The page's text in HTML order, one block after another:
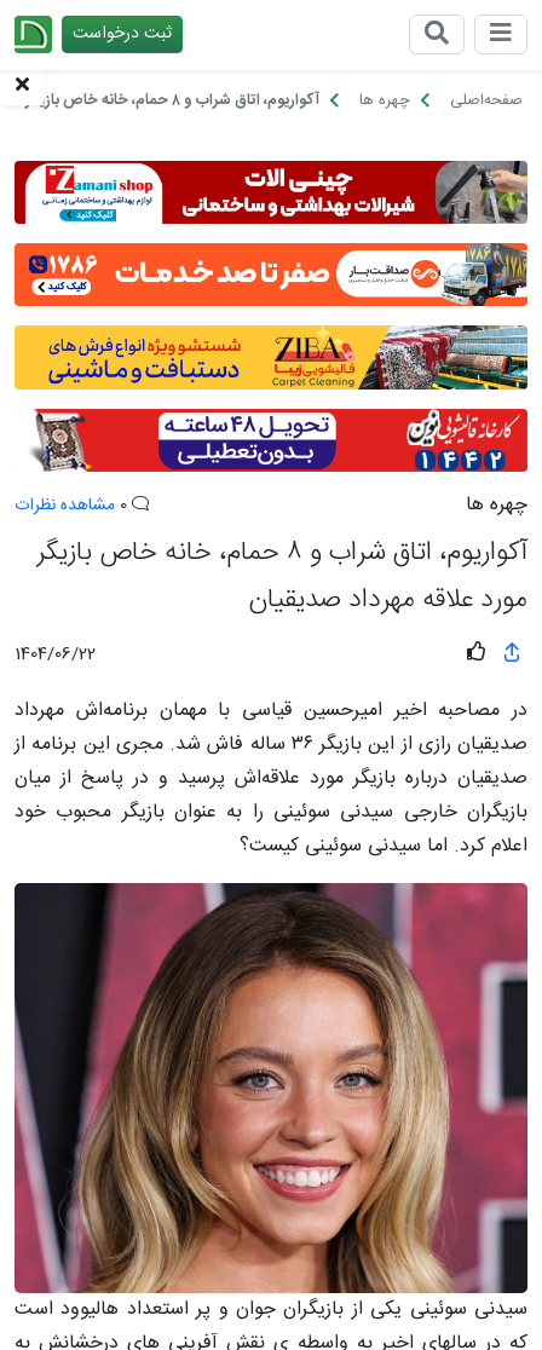
ثبت درخواست
صفحه‌اصلی چهره ها آکواریوم، اتاق شراب و ۸ حمام، خانه خاص بازیگر مورد علاقه مهرداد صدیقیان
چهره ها مشاهده نظرات
آکواریوم، اتاق شراب و ۸ حمام، خانه خاص بازیگر
مورد علاقه مهرداد صدیقیان
1404/06/22
در مصاحبه اخیر امیرحسین قیاسی با مهمان برنامه‌اش مهرداد
صدیقیان رازی از این بازیگر ۳۶ ساله فاش شد. مجری این برنامه از
صدیقیان درباره بازیگر مورد علاقه‌اش پرسید و در پاسخ از میان
بازیگران خارجی سیدنی سوئینی را به عنوان بازیگر محبوب خود
اعلام کرد. اما سیدنی سوئینی کیست؟
سیدنی سوئینی یکی از بازیگران جوان و پر استعداد هالیوود است